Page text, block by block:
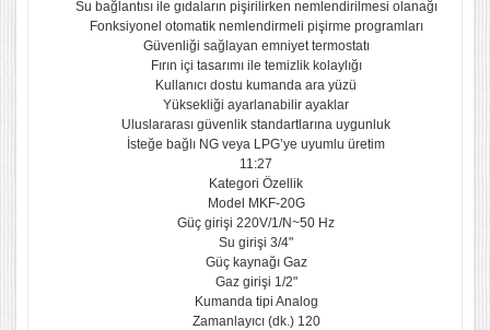
​Su bağlantısı ile gıdaların pişirilirken nemlendirilmesi olanağı
​Fonksiyonel otomatik nemlendirmeli pişirme programları
​Güvenliği sağlayan emniyet termostatı
​Fırın içi tasarımı ile temizlik kolaylığı
​Kullanıcı dostu kumanda ara yüzü
​Yüksekliği ayarlanabilir ayaklar
​Uluslararası güvenlik standartlarına uygunluk
​İsteğe bağlı NG veya LPG’ye uyumlu üretim
11:27
Kategori Özellik
Model MKF-20G
Güç girişi 220V/1/N~50 Hz
Su girişi 3/4"
Güç kaynağı Gaz
Gaz girişi 1/2"
Kumanda tipi Analog
Zamanlayıcı (dk.) 120